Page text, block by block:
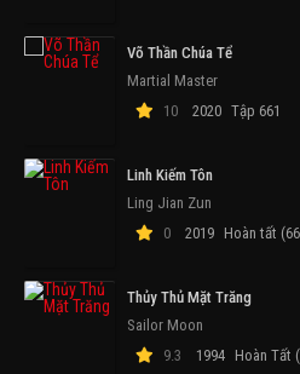
Võ Thần Chúa Tể
Martial Master
10
2020 Tập 661
Linh Kiếm Tôn
Ling Jian Zun
0
2019 Hoàn tất
Thủy Thủ Mặt Trăng
Sailor Moon
9.3
1994 Hoàn Tất